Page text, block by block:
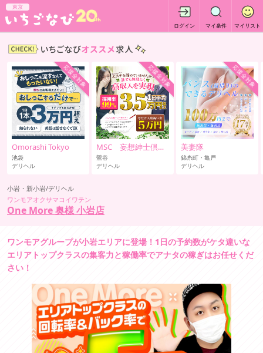
東京
ログイン マイ条件 マイリスト
応援金対象
Omorashi Tokyo
池袋
デリヘル
応援金対象
MSC 妄想紳士倶楽部 鶯谷店
鶯谷
デリヘル
応援金対象
美妻隊
錦糸町・亀戸
デリヘル
小岩・新小岩/デリヘル
ワンモアオクサマコイワテン
One More 奥様 小岩店
ワンモアグループが小岩エリアに登場！1日の予約数がケタ違いな
エリアトップクラスの集客力と稼働率でアナタの稼ぎはお任せくだ
さい！